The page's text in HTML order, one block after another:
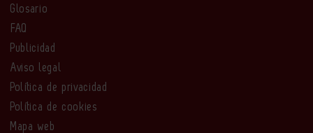
Glosario
FAQ
Publicidad
Aviso legal
Política de privacidad
Política de cookies
Mapa web